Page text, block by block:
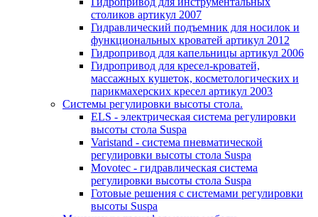
столиков артикул 2007
Гидравлический подъемник для носилок и
функциональных кроватей артикул 2012
Гидропривод для капельницы артикул 2006
Гидропривод для кресел-кроватей,
массажных кушеток, косметологических и
парикмахерских кресел артикул 2003
Системы регулировки высоты стола.
ELS - электрическая система регулировки
высоты стола Suspa
Varistand - система пневматической
регулировки высоты стола Suspa
Movotec - гидравлическая система
регулировки высоты стола Suspa
Готовые решения с системами регулировки
высоты Suspa